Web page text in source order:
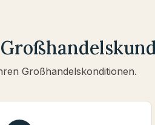
Großhandelskonditionen.